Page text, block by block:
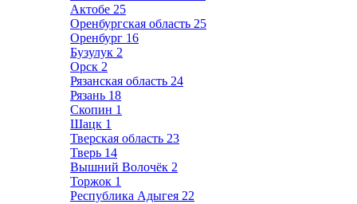
Актобе 25
Оренбургская область 25
Оренбург 16
Бузулук 2
Орск 2
Рязанская область 24
Рязань 18
Скопин 1
Шацк 1
Тверская область 23
Тверь 14
Вышний Волочёк 2
Торжок 1
Республика Адыгея 22